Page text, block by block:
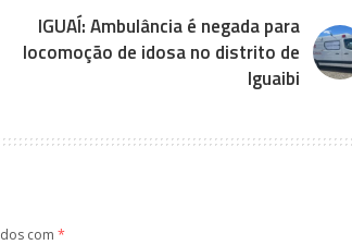
IGUAÍ: Ambulância é negada para
locomoção de idosa no distrito de
Iguaibi
com *